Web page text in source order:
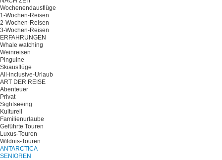
Wochenendausflüge
1-Wochen-Reisen
2-Wochen-Reisen
3-Wochen-Reisen
ERFAHRUNGEN
Whale watching
Weinreisen
Pinguine
Skiausflüge
All-inclusive-Urlaub
ART DER REISE
Abenteuer
Privat
Sightseeing
Kulturell
Familienurlaube
Geführte Touren
Luxus-Touren
Wildnis-Touren
ANTARCTICA
SENIOREN